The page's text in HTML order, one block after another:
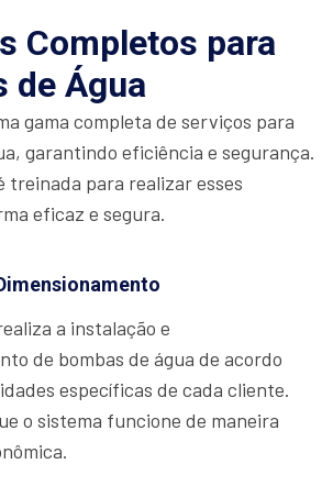
Completos para
de Água
gama completa de serviços para
garantindo eficiência e segurança.
treinada para realizar esses
eficaz e segura.
a instalação e
de bombas de água de acordo
específicas de cada cliente.
o sistema funcione de maneira